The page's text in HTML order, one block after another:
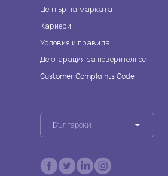
Център на марката
Кариери
Условия и правила
Декларация за поверителност
Customer Complaints Code
Български